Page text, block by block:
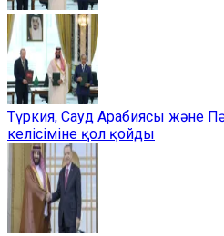
Түркия, Сауд Арабиясы және
келісіміне қол қойды